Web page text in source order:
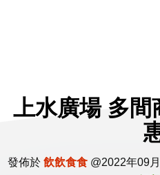
上水廣場 多間
發佈於 飲飲食食 @2022年09